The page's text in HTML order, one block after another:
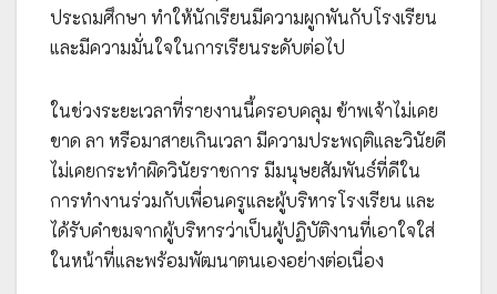
ประถมศึกษา ทำให้นักเรียนมีความผูกพันกับโรงเรียน
และมีความมั่นใจในการเรียนระดับต่อไป
ในช่วงระยะเวลาที่รายงานนี้ครอบคลุม ข้าพเจ้าไม่เคย
ขาด ลา หรือมาสายเกินเวลา มีความประพฤติและวินัยดี
ไม่เคยกระทำผิดวินัยราชการ มีมนุษยสัมพันธ์ที่ดีใน
การทำงานร่วมกับเพื่อนครูและผู้บริหารโรงเรียน และ
ได้รับคำชมจากผู้บริหารว่าเป็นผู้ปฏิบัติงานที่เอาใจใส่
ในหน้าที่และพร้อมพัฒนาตนเองอย่างต่อเนื่อง